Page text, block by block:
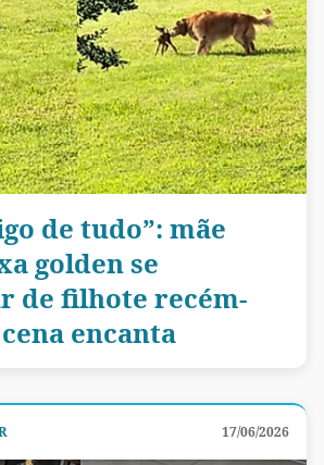
de tudo”: mãe
golden se
de filhote recém-
encanta
17/06/2026